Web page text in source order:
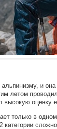
и
летом
высокую оценку
только в